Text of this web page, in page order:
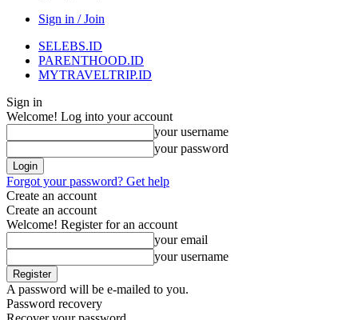
Sign in / Join
SELEBS.ID
PARENTHOOD.ID
MYTRAVELTRIP.ID
Sign in
Welcome! Log into your account
your username
your password
Forgot your password? Get help
Create an account
Create an account
Welcome! Register for an account
your email
your username
A password will be e-mailed to you.
Password recovery